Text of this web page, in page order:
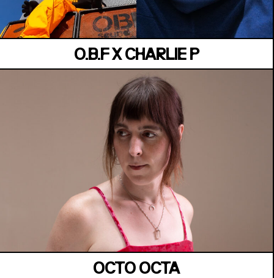
O.B.F X CHARLIE P
OCTO OCTA
MANOIR DE KEROUAL
Samedi 04 juillet